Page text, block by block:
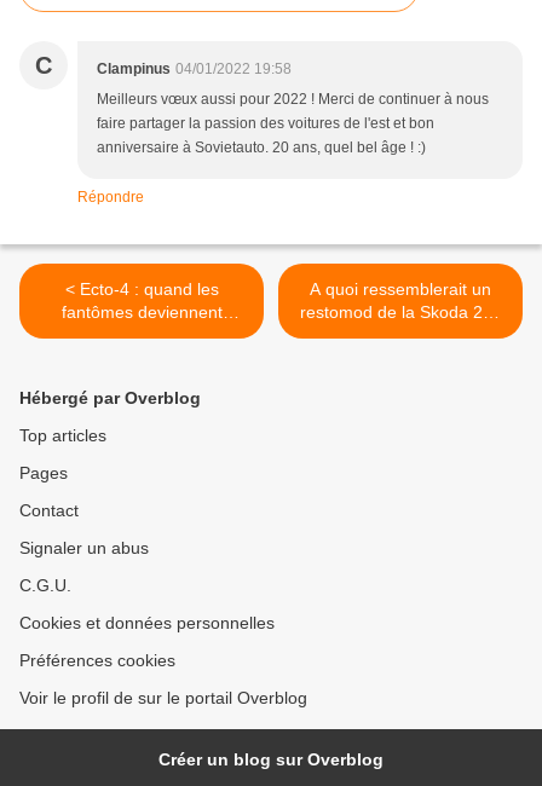
C Clampinus 04/01/2022 19:58
Meilleurs vœux aussi pour 2022 ! Merci de continuer à nous
faire partager la passion des voitures de l'est et bon
anniversaire à Sovietauto. 20 ans, quel bel âge ! :)
Répondre
< Ecto-4 : quand les
fantômes deviennent
incontrôlables !
A quoi ressemblerait un
restomod de la Skoda 200
RS ? >
Hébergé par Overblog
Top articles
Pages
Contact
Signaler un abus
C.G.U.
Cookies et données personnelles
Préférences cookies
Voir le profil de sur le portail Overblog
Créer un blog sur Overblog